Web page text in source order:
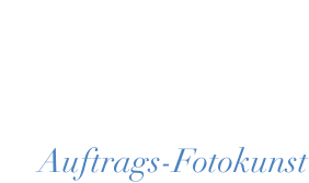
Auftrags-Fotokunst